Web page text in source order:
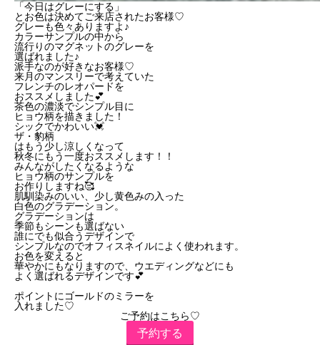
「今日はグレーにする」
とお色は決めてご来店されたお客様♡
グレーも色々ありますよ♪
カラーサンプルの中から
流行りのマグネットのグレーを
選ばれました♪
派手なのが好きなお客様♡
来月のマンスリーで考えていた
フレンチのレオパードを
おススメしました💕
茶色の濃淡でシンプル目に
ヒョウ柄を描きました！
シックでかわいい💓
ザ・豹柄
はもう少し涼しくなって
秋冬にもう一度おススメします！！
みんながしたくなるような
ヒョウ柄のサンプルを
お作りしますね🥰
肌馴染みのいい、少し黄色みの入った
白色のグラデーション。
グラデーションは
季節もシーンも選ばない
誰にでも似合うデザインで
シンプルなのでオフィスネイルによく使われます。
お色を変えると
華やかにもなりますので、ウエディングなどにも
よく選ばれるデザインです💕
ポイントにゴールドのミラーを
入れました♡
ご予約はこちら♡
予約する